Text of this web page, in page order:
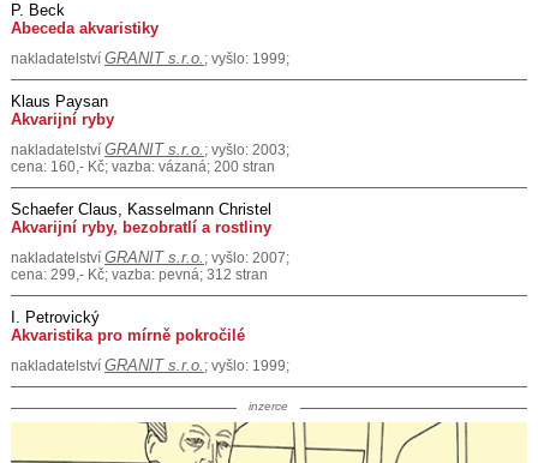
P. Beck
Abeceda akvaristiky
nakladatelství GRANIT s.r.o. ; vyšlo: 1999;
Klaus Paysan
Akvarijní ryby
nakladatelství GRANIT s.r.o. ; vyšlo: 2003;
cena: 160,- Kč; vazba: vázaná; 200 stran
Schaefer Claus, Kasselmann Christel
Akvarijní ryby, bezobratlí a rostliny
nakladatelství GRANIT s.r.o. ; vyšlo: 2007;
cena: 299,- Kč; vazba: pevná; 312 stran
I. Petrovický
Akvaristika pro mírně pokročilé
nakladatelství GRANIT s.r.o. ; vyšlo: 1999;
inzerce